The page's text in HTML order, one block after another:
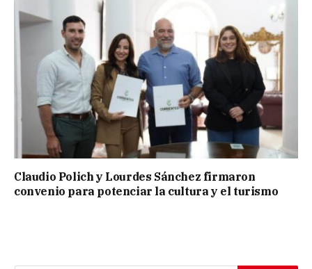
Claudio Polich y Lourdes Sánchez firmaron
convenio para potenciar la cultura y el turismo